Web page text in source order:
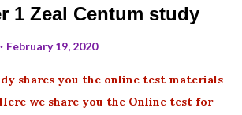
1 Zeal Centum study
February 19, 2020
shares you the online test materials
we share you the Online test for